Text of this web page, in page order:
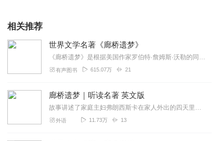
相关推荐
世界文学名著《廊桥遗梦》
《廊桥遗梦》是根据美国作家罗伯特·詹姆斯·沃勒的同名小说而改编的一部电影。由克林特·伊斯特伍德执导，梅丽尔·斯特里普、克林特·伊斯特伍德等主演。该片于1995年...
有声图书 615.07万 21
廊桥遗梦｜听读名著 英文版
故事讲述了家庭主妇弗朗西斯卡在家人外出的四天里遇到了《国家地理》杂志的摄影师罗伯特·金凯，在经历了短暂的浪漫缠绵后，弗朗西斯卡因不愿舍弃家庭而与罗伯特·金凯痛苦...
外语 11.73万 13